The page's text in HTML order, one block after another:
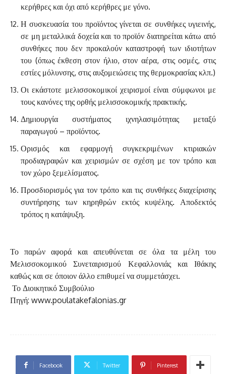
κερήθρες και όχι από κερήθρες με γόνο.
Η συσκευασία του προϊόντος γίνεται σε συνθήκες υγιεινής,
σε μη μεταλλικά δοχεία και το προϊόν διατηρείται κάτω από
συνθήκες που δεν προκαλούν καταστροφή των ιδιοτήτων
του (όπως έκθεση στον ήλιο, στον αέρα, στις οσμές, στις
εστίες μόλυνσης, στις αυξομειώσεις της θερμοκρασίας κλπ.)
Οι εκάστοτε μελισσοκομικοί χειρισμοί είναι σύμφωνοι με
τους κανόνες της ορθής μελισσοκομικής πρακτικής.
Δημιουργία συστήματος ιχνηλασιμότητας μεταξύ
παραγωγού – προϊόντος.
Ορισμός και εφαρμογή συγκεκριμένων κτιριακών
προδιαγραφών και χειρισμών σε σχέση με τον τρόπο και
τον χώρο ξεμελίσματος.
Προσδιορισμός για τον τρόπο και τις συνθήκες διαχείρισης
συντήρησης των κηρηθρών εκτός κυψέλης. Αποδεκτός
τρόπος η κατάψυξη.
Το παρών αφορά και απευθύνεται σε όλα τα μέλη του
Μελισσοκομικού Συνεταιρισμού Κεφαλλονιάς και Ιθάκης
καθώς και σε όποιον άλλο επιθυμεί να συμμετάσχει.
Το Διοικητικό Συμβούλιο
Πηγή: www.poulatakefalonias.gr
Facebook Twitter Pinterest